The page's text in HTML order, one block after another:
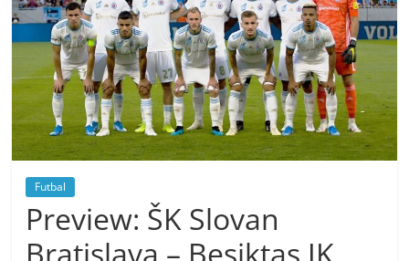
Futbal
Preview: ŠK Slovan
Bratislava – Beşiktaş JK